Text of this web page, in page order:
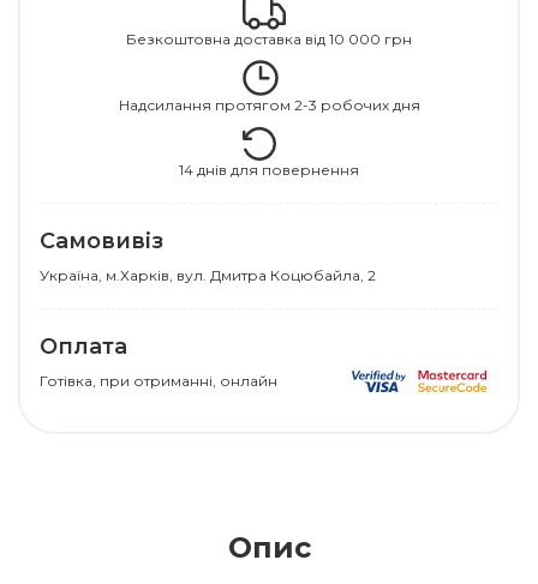
Безкоштовна доставка від 10 000 грн
Надсилання протягом 2-3 робочих дня
14 днів для повернення
Самовивіз
Українa, м.Харків, вул. Дмитра Коцюбайла, 2
Оплата
Готівка, при отриманні, онлайн
Опис